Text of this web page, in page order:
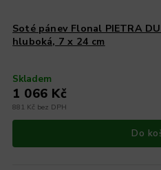
Soté pánev Flonal PIETRA
hluboká, 7 x 24 cm
Skladem
881 Kč bez DPH
1 066 Kč
Do